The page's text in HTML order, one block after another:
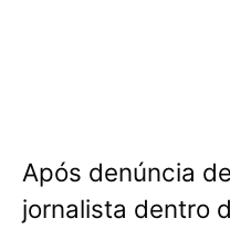
Após denúncia
jornalista dentro